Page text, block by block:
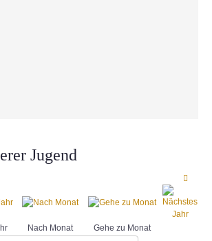
Jugend
Nach Monat Gehe zu Monat